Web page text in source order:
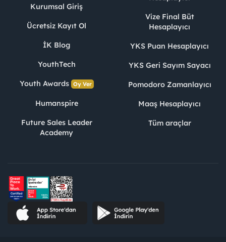
Kurumsal Giriş
Ücretsiz Kayıt Ol
İK Blog
YouthTech
Youth Awards Oy Ver
Humanspire
Future Sales Leader
Academy
Vize Final Büt
Hesaplayıcı
YKS Puan Hesaplayıcı
YKS Geri Sayım Sayacı
Pomodoro Zamanlayıcı
Maaş Hesaplayıcı
Tüm araçlar